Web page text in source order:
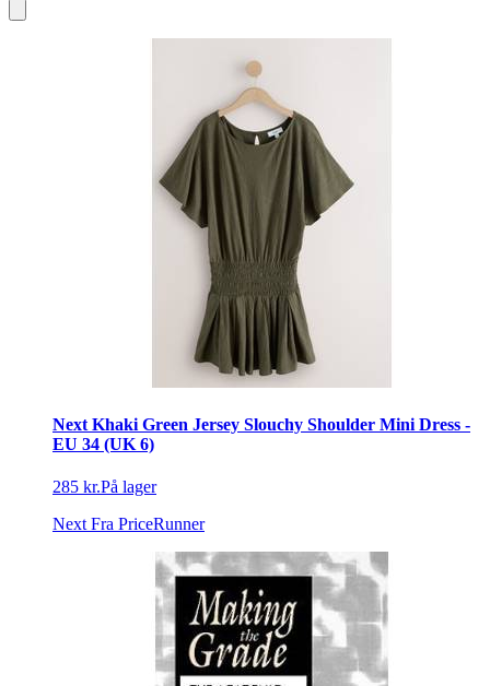
Next Khaki Green Jersey Slouchy Shoulder Mini Dress -
EU 34 (UK 6)
285 kr.På lager
Next Fra PriceRunner